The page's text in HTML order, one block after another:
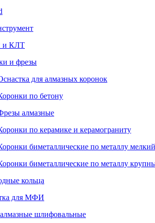
и КЛТ
и фрезы
для алмазных коронок
по бетону
алмазные
по керамике и керамограниту
биметаллические по металлу
биметаллические по металлу
кольца
для МФИ
шлифовальные